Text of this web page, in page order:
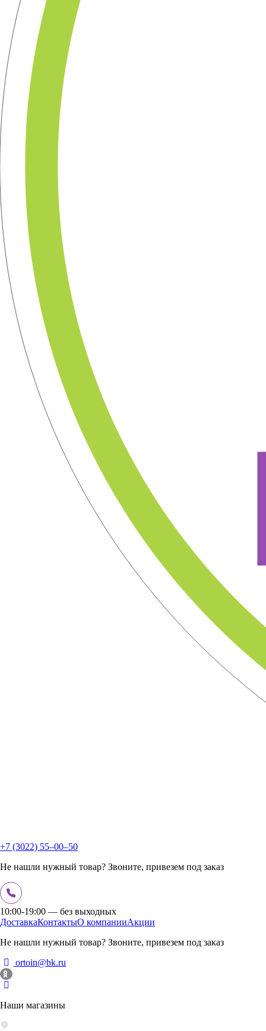
+7 (3022) 55‒00‒50
Не нашли нужный товар? Звоните, привезем под заказ
10:00-19:00 — без выходных
ДоставкаКонтактыО компанииАкции
Не нашли нужный товар? Звоните, привезем под заказ
ortoin@bk.ru
Наши магазины